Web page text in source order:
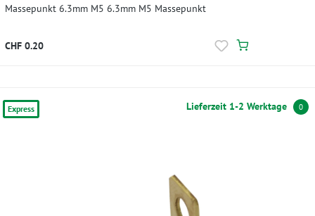
Massepunkt 6.3mm M5 6.3mm M5 Massepunkt
CHF 0.20
Express Lieferzeit 1-2 Werktage 0